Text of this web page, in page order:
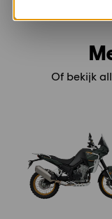
Of bekijk